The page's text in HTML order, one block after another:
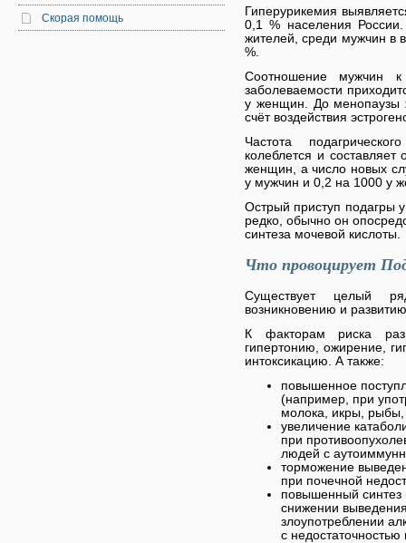
Гиперурикемия
0,1 % населения
жителей, среди мужчин в
%.
Соотношение мужчин
заболеваемости
у женщин. До менопаузы
счёт воздействия
Частота
колеблется и
женщин, а число новых
у мужчин и 0,2 на 1000 у
Острый приступ подагры
редко, обычно он
синтеза мочевой кислоты.
Что провоцирует
Существует целый
возникновению и
К факторам риска
гипертонию, ожирение,
интоксикацию. А также:
повышенное
(например, при
молока, икры,
увеличение
при
людей с
торможение
при почечной
повышенный
снижении
злоупотреблении
с
Скорая помощь